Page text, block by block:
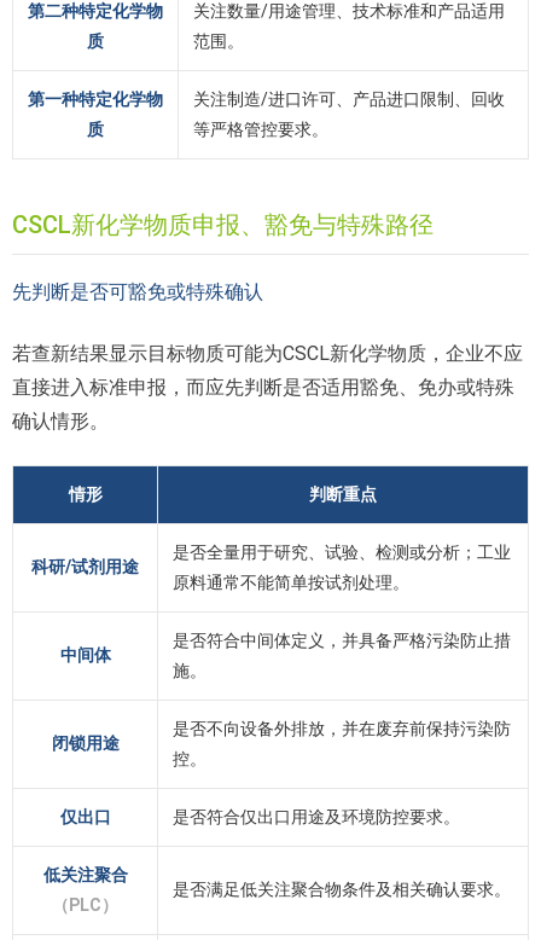
第二种特定化学物
质
关注数量/用途管理、技术标准和产品适用
范围。
第一种特定化学物
质
关注制造/进口许可、产品进口限制、回收
等严格管控要求。
CSCL新化学物质申报、豁免与特殊路径
先判断是否可豁免或特殊确认
若查新结果显示目标物质可能为CSCL新化学物质，企业不应
直接进入标准申报，而应先判断是否适用豁免、免办或特殊
确认情形。
情形 判断重点
科研/试剂用途
是否全量用于研究、试验、检测或分析；工业
原料通常不能简单按试剂处理。
中间体
是否符合中间体定义，并具备严格污染防止措
施。
闭锁用途
是否不向设备外排放，并在废弃前保持污染防
控。
仅出口 是否符合仅出口用途及环境防控要求。
低关注聚合
（PLC）
是否满足低关注聚合物条件及相关确认要求。